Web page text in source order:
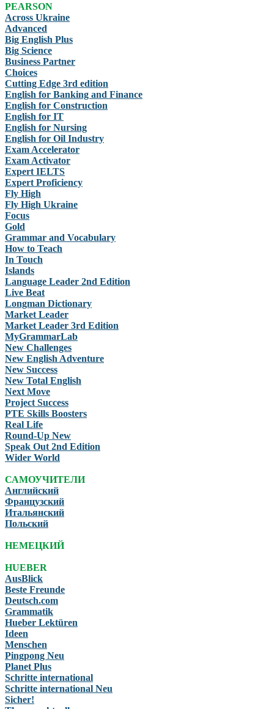
PEARSON
Across Ukraine
Advanced
Big English Plus
Big Science
Business Partner
Choices
Cutting Edge 3rd edition
English for Banking and Finance
English for Construction
English for IT
English for Nursing
English for Oil Industry
Exam Accelerator
Exam Activator
Expert IELTS
Expert Proficiency
Fly High
Fly High Ukraine
Focus
Gold
Grammar and Vocabulary
How to Teach
In Touch
Islands
Language Leader 2nd Edition
Live Beat
Longman Dictionary
Market Leader
Market Leader 3rd Edition
MyGrammarLab
New Challenges
New English Adventure
New Success
New Total English
Next Move
Project Success
PTE Skills Boosters
Real Life
Round-Up New
Speak Out 2nd Edition
Wider World
САМОУЧИТЕЛИ
Английский
Французский
Итальянский
Польский
НЕМЕЦКИЙ
HUEBER
AusBlick
Beste Freunde
Deutsch.com
Grammatik
Hueber Lektüren
Ideen
Menschen
Pingpong Neu
Planet Plus
Schritte international
Schritte international Neu
Sicher!